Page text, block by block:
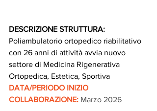
DESCRIZIONE STRUTTURA:
Poliambulatorio ortopedico riabilitativo
con 26 anni di attività avvia nuovo
settore di Medicina Rigenerativa
Ortopedica, Estetica, Sportiva
DATA/PERIODO INIZIO
COLLABORAZIONE: Marzo 2026